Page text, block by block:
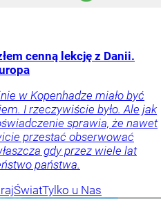
cenną lekcję z Danii.
w Kopenhadze miało być
I rzeczywiście było. Ale jak
sprawia, że nawet
przestać obserwować
gdy przez wiele lat
państwa.
ŚwiatTylko u Nas